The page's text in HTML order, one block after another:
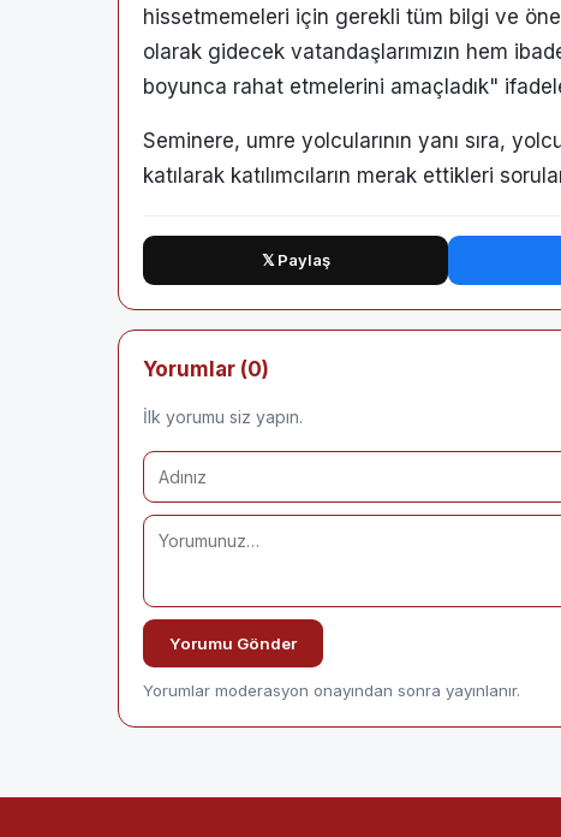
hissetmemeleri için gerekli tüm bilgi ve
olarak gidecek vatandaşlarımızın hem
boyunca rahat etmelerini amaçladık"
Seminere, umre yolcularının yanı sıra,
katılarak katılımcıların merak ettikleri
𝕏 Paylaş
Yorumlar (0)
İlk yorumu siz yapın.
Yorumu Gönder
Yorumlar moderasyon onayından sonra yayınlanır.